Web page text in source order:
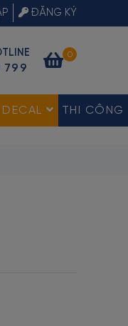
ĐĂNG KÝ
799
0
THI CÔNG